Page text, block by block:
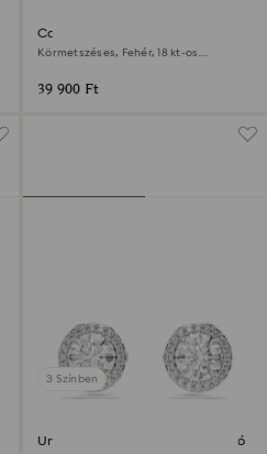
Constella bedugós fülbevaló
Körmetszéses, Fehér, 18 kt-os
39 900 Ft
3 Színben
Una Angelic bedugós fülbevaló